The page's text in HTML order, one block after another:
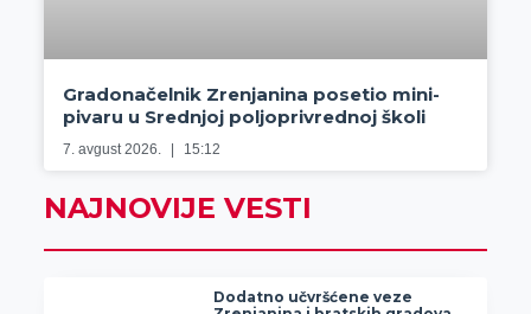
Gradonačelnik Zrenjanina posetio mini-
pivaru u Srednjoj poljoprivrednoj školi
7. avgust 2026. 15:12
NAJNOVIJE VESTI
Dodatno učvršćene veze